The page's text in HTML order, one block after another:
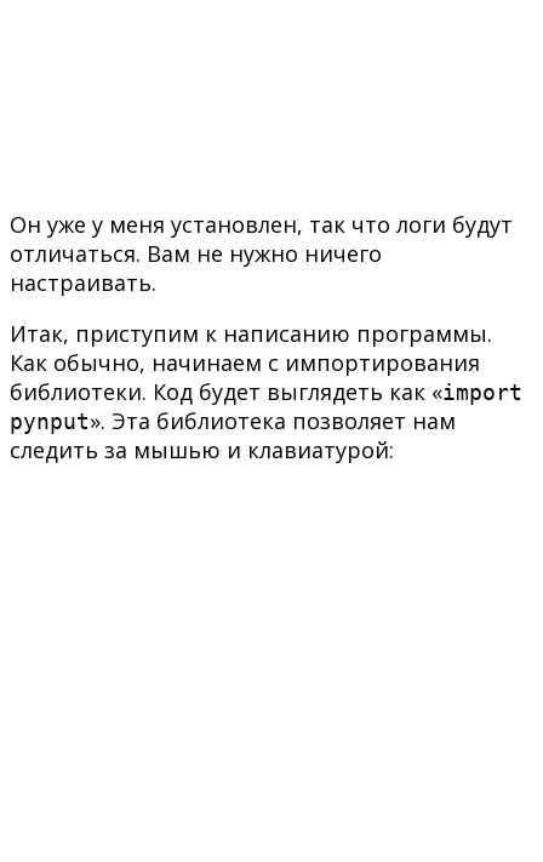
Он уже у меня установлен, так что логи будут
отличаться. Вам не нужно ничего
настраивать.
Итак, приступим к написанию программы.
Как обычно, начинаем с импортирования
библиотеки. Код будет выглядеть как «import
pynput». Эта библиотека позволяет нам
следить за мышью и клавиатурой: